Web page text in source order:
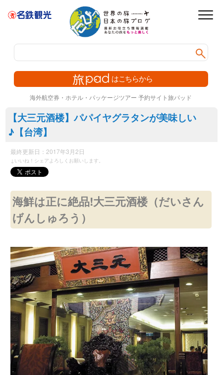
webから
海外航空券・ホテル・パッケージツアー 予約サイト旅パッド
【大三元酒楼】パパイヤグラタンが美味しい
♪【台湾】
最終更新日： 2017年3月2日
↓いいね！シェアよろしくお願いします。
海鮮は正に絶品!大三元酒楼（だいさん
げんしゅろう）